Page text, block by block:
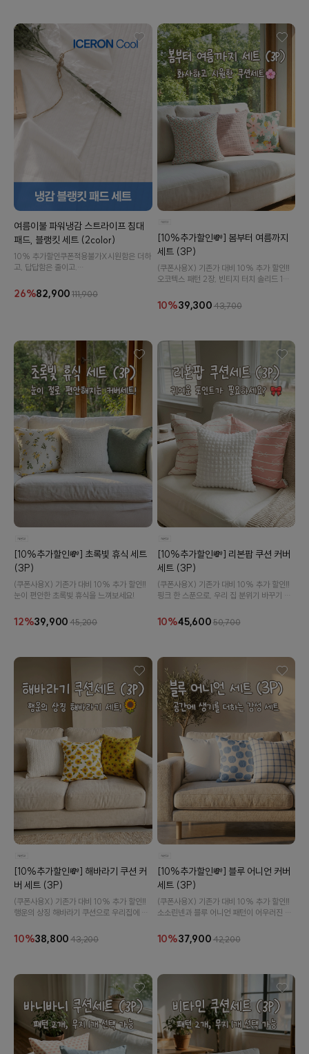
있어요
여름이불 파워냉감 스트라이프 침대
패드, 블랭킷 세트 (2color)
10% 추가할인️쿠폰적용불가X️시원함은 더하
고, 답답함은 줄이고.
디자인으로 무더운 여름밤을 더욱 쾌적하게
만들어드립니다.
26%82,900 111,900
[10%추가할인💸] 봄부터 여름까지
세트 (3P)
(쿠폰사용X) 기존가 대비 10% 추가 할인‼️
오코텍스 패턴 2장, 빈티지 터치 솔리드 1장
시원하게! 봄부터 여름까지 사용하기 좋은 커
버 세트입니다.
10%39,300 43,700
[10%추가할인💸] 초록빛 휴식 세트
(3P)
(쿠폰사용X) 기존가 대비 10% 추가 할인‼️
눈이 편안한 초록빛 휴식을 느껴보세요!
12%39,900 45,200
[10%추가할인💸] 리본팝 쿠션 커버
세트 (3P)
(쿠폰사용X) 기존가 대비 10% 추가 할인‼️
핑크 한 스푼으로, 우리 집 분위기 바꾸기 시
10%45,600 50,700
[10%추가할인💸] 해바라기 쿠션 커
버 세트 (3P)
(쿠폰사용X) 기존가 대비 10% 추가 할인‼️
행운의 상징 해바라기 쿠션으로 우리집에 행
10%38,800 43,200
[10%추가할인💸] 블루 어니언 커버
세트 (3P)
(쿠폰사용X) 기존가 대비 10% 추가 할인‼️
소소린넨과 블루 어니언 패턴이 어우러진 감
10%37,900 42,200